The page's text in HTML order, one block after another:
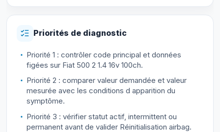
Priorités de diagnostic
Priorité 1 : contrôler code principal et données
figées sur Fiat 500 2 1.4 16v 100ch.
Priorité 2 : comparer valeur demandée et valeur
mesurée avec les conditions d apparition du
symptôme.
Priorité 3 : vérifier statut actif, intermittent ou
permanent avant de valider Réinitialisation airbag.